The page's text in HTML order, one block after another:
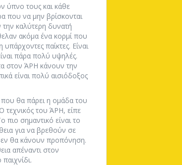
ύπνο τους και κάθε
που να μην βρίσκονται
την καλύτερη δυνατή
ακόμα ένα κορμί που
παίκτες. Είναι
πάρα πολύ υψηλές.
στον ΆΡΗ κάνουν την
είναι πολύ αισιόδοξος
που θα πάρει η ομάδα του
τεχνικός του ΆΡΗ, είπε
πιο σημαντικό είναι το
για να βρεθούν σε
θα κάνουν προπόνηση.
απέναντι στον